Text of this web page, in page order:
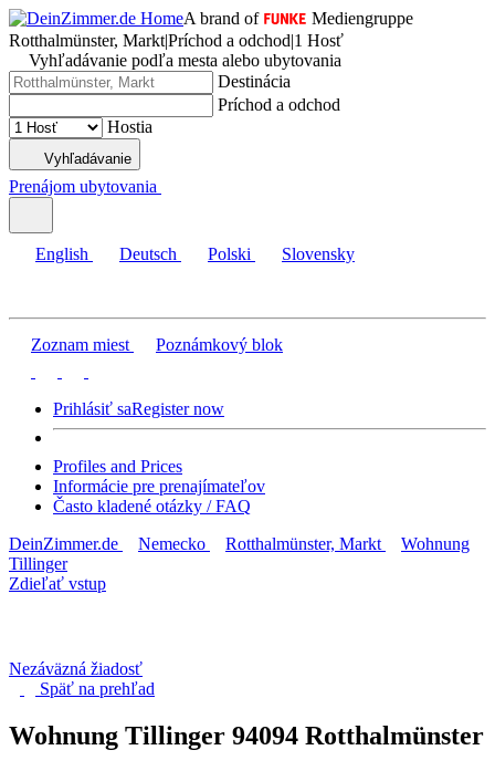
A brand of
Mediengruppe
Rotthalmünster, Markt|Príchod a odchod|1 Hosť
Vyhľadávanie podľa mesta alebo ubytovania
Destinácia
Príchod a odchod
Hostia
Vyhľadávanie
Prenájom ubytovania
English Deutsch Polski Slovensky
Zoznam miest Poznámkový blok
Prihlásiť saRegister now
Profiles and Prices
Informácie pre prenajímateľov
Často kladené otázky / FAQ
DeinZimmer.de
Nemecko Rotthalmünster, Markt
Wohnung
Tillinger
Zdieľať vstup
Nezáväzná žiadosť
Späť na prehľad
Wohnung Tillinger 94094 Rotthalmünster